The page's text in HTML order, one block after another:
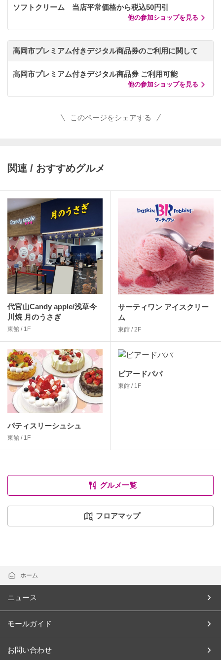
ソフトクリーム 当店平常価格から税込50円引
他の参加ショップを見る
高岡市プレミアム付きデジタル商品券のご利用に関して
高岡市プレミアム付きデジタル商品券 ご利用可能
他の参加ショップを見る
このページをシェアする
関連 / おすすめグルメ
代官山Candy apple/浅草今
川焼 月のうさぎ
東館 / 1F
サーティワン アイスクリー
ム
東館 / 2F
パティスリーシュシュ
東館 / 1F
ビアードパパ
東館 / 1F
グルメ一覧
フロアマップ
ホーム
ニュース
モールガイド
お問い合わせ